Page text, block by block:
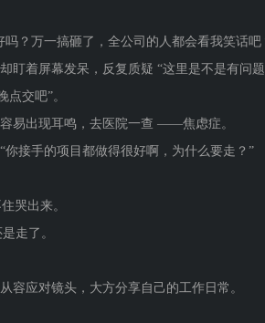
？万一搞砸了，全公司的人都会看我笑话吧
着屏幕发呆，反复质疑 “这里是不是有问
交吧”。
易出现耳鸣，去医院一查 ——焦虑症。
接手的项目都做得很好啊，为什么要走？”
哭出来。
走了。
容应对镜头，大方分享自己的工作日常。